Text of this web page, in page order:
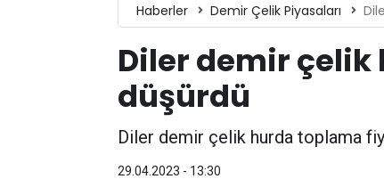
Haberler Demir Çelik Piyasaları
Diler demir çelik
düşürdü
Diler demir çelik hurda toplama
29.04.2023 - 13:30